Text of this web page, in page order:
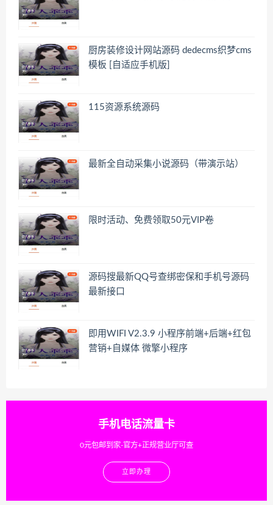
厨房装修设计网站源码 dedecms织梦cms
模板 [自适应手机版]
115资源系统源码
最新全自动采集小说源码（带演示站）
限时活动、免费领取50元VIP卷
源码搜最新QQ号查绑密保和手机号源码
最新接口
即用WIFI V2.3.9 小程序前端+后端+红包
营销+自媒体 微擎小程序
手机电话流量卡
0元包邮到家-官方+正规营业厅可查
立即办理